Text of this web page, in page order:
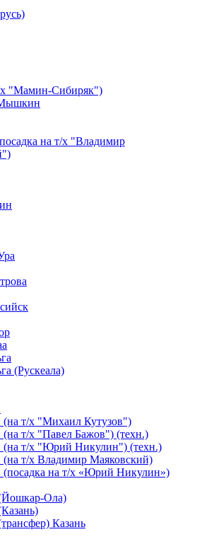
х "Мамин-Сибиряк")
на т/х "Владимир
(Рускеала)
(на т/х "Михаил Кутузов")
(на т/х "Павел Бажов") (техн.)
(на т/х "Юрий Никулин") (техн.)
(на т/х Владимир Маяковский)
(посадка на т/х «Юрий Никулин»)
Ола)
Казань